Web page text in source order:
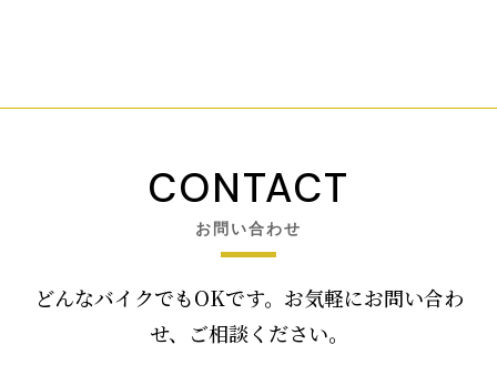
CONTACT
お問い合わせ
どんなバイクでもOKです。お気軽にお問い合わ
せ、ご相談ください。